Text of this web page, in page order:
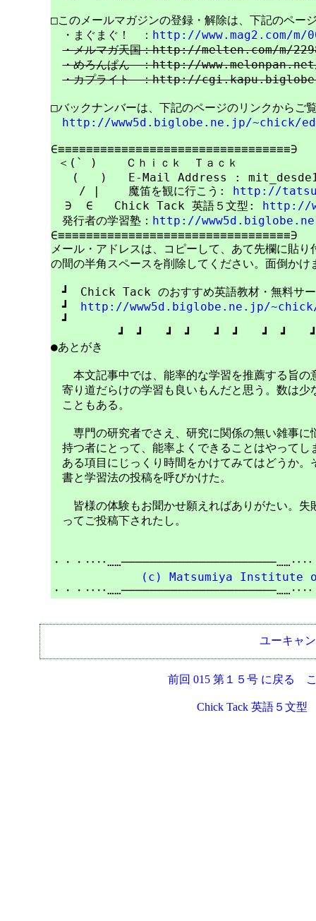
□このメールマガジンの登録・解除は、下記のペー
・まぐまぐ！　： http://www.mag2.com/m/
・メルマガ天国：http://melten.com/m/
・めろんぱん　：http://
・カプライト　：http://
□バックナンバーは、下記のページのリンクからご
http://www5d.biglobe.ne.jp/~chick/
∈≡≡≡≡≡≡≡≡≡≡≡≡≡≡≡≡≡≡≡≡≡≡≡≡≡≡≡≡≡≡≡≡≡∋
＜(` )    Ｃｈｉｃｋ　Ｔａｃｋ
(   )   E-Mail Address :
    / |    魔笛を観に行こう:
http://
  ∋  ∈   Chick Tack 英語５文型:
http://
発行者の学習塾： http://
∈≡≡≡≡≡≡≡≡≡≡≡≡≡≡≡≡≡≡≡≡≡≡≡≡≡≡≡≡≡≡≡≡≡∋
メール・アドレスは、コピーして、あて先欄に貼
の間の半角スペースを削除してください。面倒かけ
┛　Chick Tack のおすすめ英語教材・無料サー
┛ http://www5d.biglobe.ne.jp/~chick/
┛　　　　　　　　　　　　　　　　　　　　　
●あとがき
本文記事中では、能率的な学習を推薦する旨の
寄り道だらけの学習も良いもんだと思う。数は少
こともある。
専門の研究者でさえ、研究に関係の無い雑事に
持つ者にとって、能率よくできることはやってし
ある項目にじっくり時間をかけてみてはどうか。
書と学習法の投稿を呼びかけた。
皆様の体験もお聞かせ願えればありがたい。失
ってご投稿下されたし。
・・・‥‥……──────────────────────……‥‥
(c) Matsumiya Institute
ユーキャ
前回 015 第１５号 に戻る
Chick Tack 英語５文型